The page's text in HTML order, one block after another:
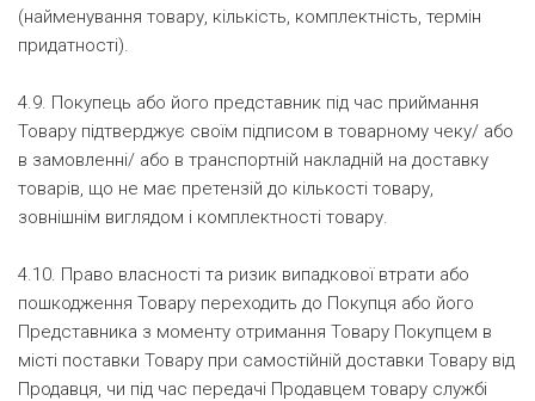
(найменування товару, кількість, комплектність, термін
придатності).
4.9. Покупець або його представник під час приймання
Товару підтверджує своїм підписом в товарному чеку/ або
в замовленні/ або в транспортній накладній на доставку
товарів, що не має претензій до кількості товару,
зовнішнім виглядом і комплектності товару.
4.10. Право власності та ризик випадкової втрати або
пошкодження Товару переходить до Покупця або його
Представника з моменту отримання Товару Покупцем в
місті поставки Товару при самостійній доставки Товару від
Продавця, чи під час передачі Продавцем товару службі